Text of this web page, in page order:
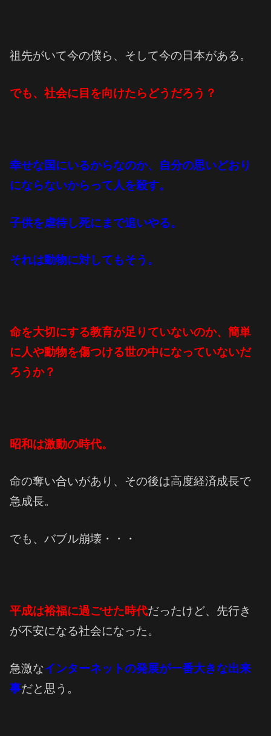
祖先がいて今の僕ら、そして今の日本がある。
でも、社会に目を向けたらどうだろう？
幸せな国にいるからなのか、自分の思いどおり
にならないからって人を殺す。
子供を虐待し死にまで追いやる。
それは動物に対してもそう。
命を大切にする教育が足りていないのか、簡単
に人や動物を傷つける世の中になっていないだ
ろうか？
昭和は激動の時代。
命の奪い合いがあり、その後は高度経済成長で
急成長。
でも、バブル崩壊・・・
平成は裕福に過ごせた時代だったけど、先行き
が不安になる社会になった。
急激なインターネットの発展が一番大きな出来
事だと思う。